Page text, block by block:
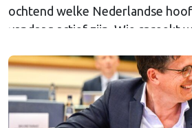
ochtend welke Nederlandse
vandaag actief zijn. Wie spreekt
agenda?